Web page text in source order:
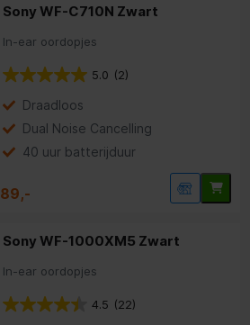
Sony WF-C710N Zwart
In-ear oordopjes
5.0 (2)
Draadloos
Dual Noise Cancelling
40 uur batterijduur
89,-
Sony WF-1000XM5 Zwart
In-ear oordopjes
4.5 (22)